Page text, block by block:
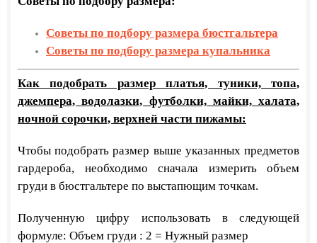
Советы по подбору размера бюстгальтера
Советы по подбору размера купальника
Как подобрать размер платья, туники, топа,
джемпера, водолазки, футболки, майки, халата,
ночной сорочки, верхней части пижамы:
Чтобы подобрать размер выше указанных предметов
гардероба, необходимо сначала измерить объем
груди в бюстгальтере по выстапющим точкам.
Полученную цифру использовать в следующей
формуле: Объем груди : 2 = Нужный размер